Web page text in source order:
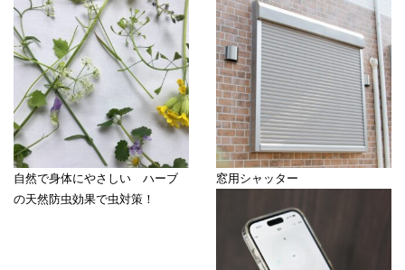
自然で身体にやさしい ハーブ
の天然防虫効果で虫対策！
窓用シャッター